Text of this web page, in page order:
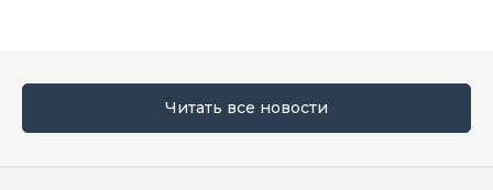
Читать все новости